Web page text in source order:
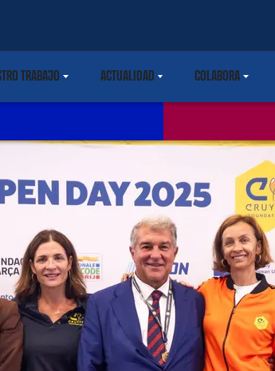
TRABAJO
LABEL.SHARE.CARETDOWN
ACTUALIDADLABEL.SHARE.CARETDOWN
COLABORA